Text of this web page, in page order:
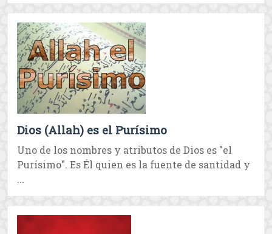
Dios (Allah) es el Purísimo
Uno de los nombres y atributos de Dios es "el
Purísimo". Es Él quien es la fuente de santidad y
...